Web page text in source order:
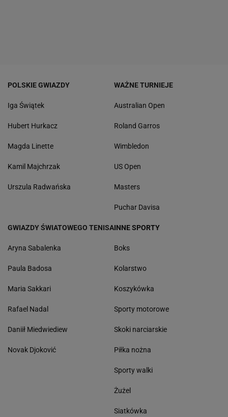
POLSKIE GWIAZDY
Iga Świątek
Hubert Hurkacz
Magda Linette
Kamil Majchrzak
Urszula Radwańska
WAŻNE TURNIEJE
Australian Open
Roland Garros
Wimbledon
US Open
Masters
Puchar Davisa
GWIAZDY ŚWIATOWEGO TENISA
Aryna Sabalenka
Paula Badosa
Maria Sakkari
Rafael Nadal
Daniił Miedwiediew
Novak Djoković
INNE SPORTY
Boks
Kolarstwo
Koszykówka
Sporty motorowe
Skoki narciarskie
Piłka nożna
Sporty walki
Żużel
Siatkówka